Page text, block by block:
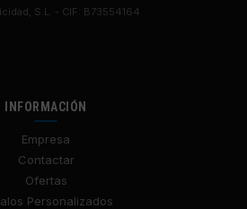
S.L. - CIF: B73554164
INFORMACIÓN
Empresa
Contactar
Ofertas
Personalizados